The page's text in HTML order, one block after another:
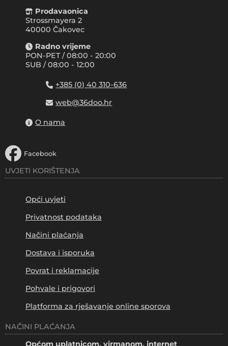
Prodavaonica
Strossmayera 2
40000 Čakovec
Radno vrijeme
PON-PET / 08:00 - 20:00
SUB / 08:00 - 12:00
+385 (0) 40 310-636
web@36doo.hr
O nama
Facebook
UVJETI KORIŠTENJA
Opći uvjeti
Privatnost podataka
Načini plaćanja
Dostava i isporuka
Povrat i reklamacije
Pohvale i prigovori
Platforma za rješavanje online sporova
NAČINI PLAĆANJA
Općom uplatnicom, virmanom, internet